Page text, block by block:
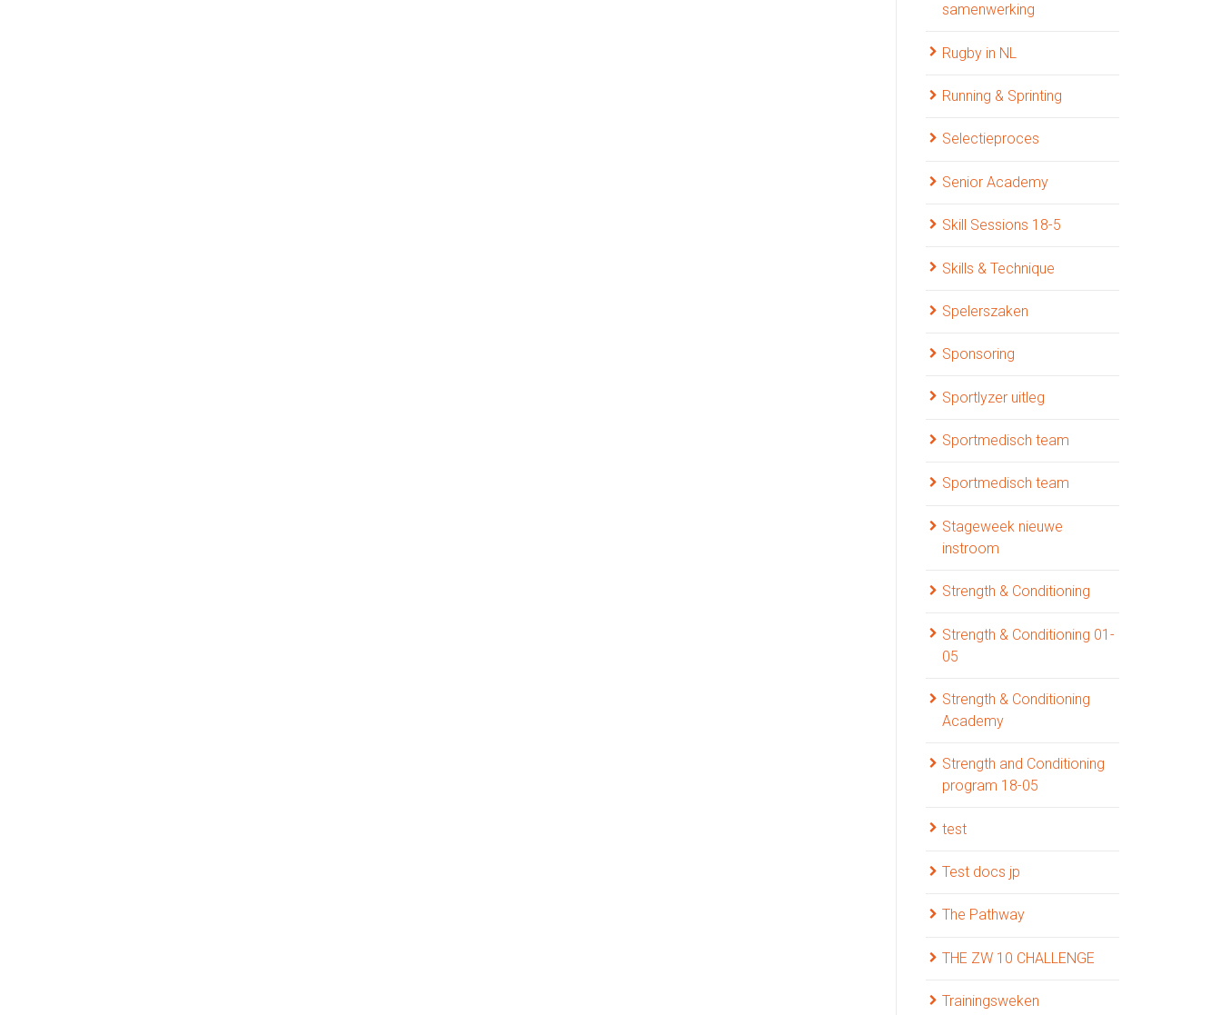
samenwerking
Rugby in NL
Running & Sprinting
Selectieproces
Senior Academy
Skill Sessions 18-5
Skills & Technique
Spelerszaken
Sponsoring
Sportlyzer uitleg
Sportmedisch team
Sportmedisch team
Stageweek nieuwe
instroom
Strength & Conditioning
Strength & Conditioning 01-
05
Strength & Conditioning
Academy
Strength and Conditioning
program 18-05
test
Test docs jp
The Pathway
THE ZW 10 CHALLENGE
Trainingsweken